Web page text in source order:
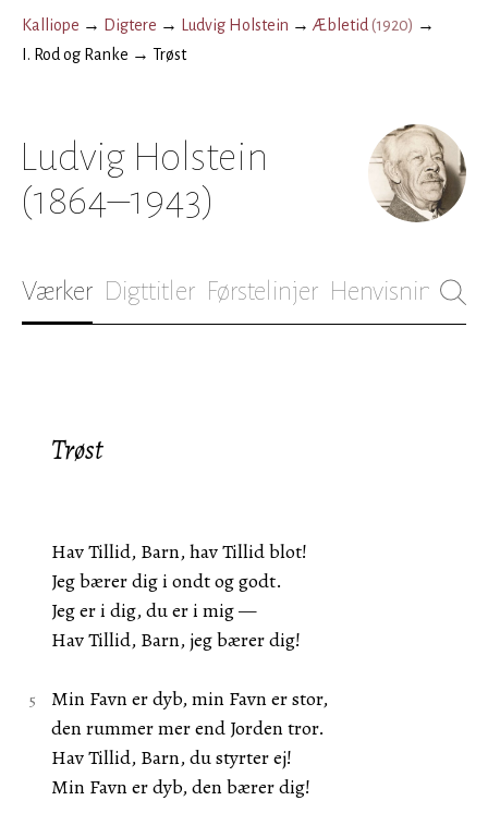
Kalliope → Digtere → Ludvig Holstein → Æbletid (1920) →
I. Rod og Ranke → Trøst
Ludvig Holstein
(1864–1943)
Værker Digttitler Førstelinjer Henvisninger
Trøst
Hav Tillid, Barn, hav Tillid blot!
Jeg bærer dig i ondt og godt.
Jeg er i dig, du er i mig —
Hav Tillid, Barn, jeg bærer dig!
Min Favn er dyb, min Favn er stor,
den rummer mer end Jorden tror.
Hav Tillid, Barn, du styrter ej!
Min Favn er dyb, den bærer dig!